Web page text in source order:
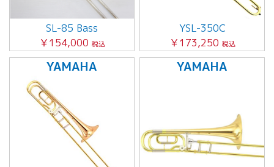
SL-85 Bass
￥154,000 税込
YSL-350C
￥173,250 税込
YAMAHA YAMAHA